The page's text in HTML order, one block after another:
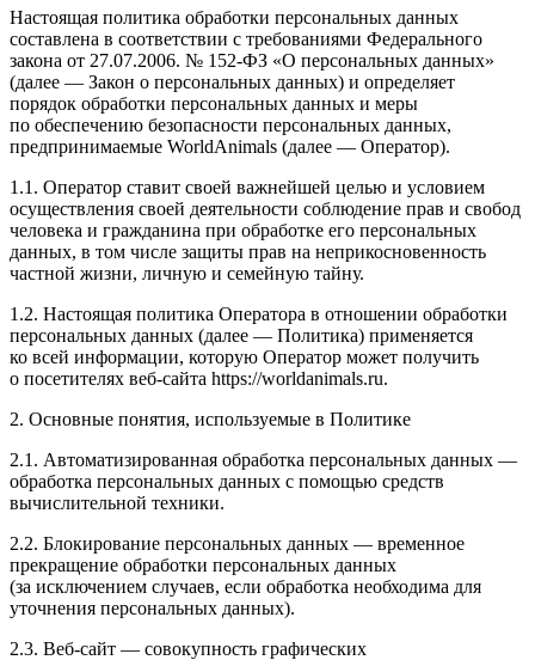
Настоящая политика обработки персональных данных
составлена в соответствии с требованиями Федерального
закона от 27.07.2006. № 152-ФЗ «О персональных данных»
(далее — Закон о персональных данных) и определяет
порядок обработки персональных данных и меры
по обеспечению безопасности персональных данных,
предпринимаемые WorldAnimals (далее — Оператор).
1.1. Оператор ставит своей важнейшей целью и условием
осуществления своей деятельности соблюдение прав и свобод
человека и гражданина при обработке его персональных
данных, в том числе защиты прав на неприкосновенность
частной жизни, личную и семейную тайну.
1.2. Настоящая политика Оператора в отношении обработки
персональных данных (далее — Политика) применяется
ко всей информации, которую Оператор может получить
о посетителях веб-сайта https://worldanimals.ru.
2. Основные понятия, используемые в Политике
2.1. Автоматизированная обработка персональных данных —
обработка персональных данных с помощью средств
вычислительной техники.
2.2. Блокирование персональных данных — временное
прекращение обработки персональных данных
(за исключением случаев, если обработка необходима для
уточнения персональных данных).
2.3. Веб-сайт — совокупность графических